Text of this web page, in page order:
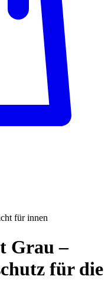
für innen
Grau –
für die